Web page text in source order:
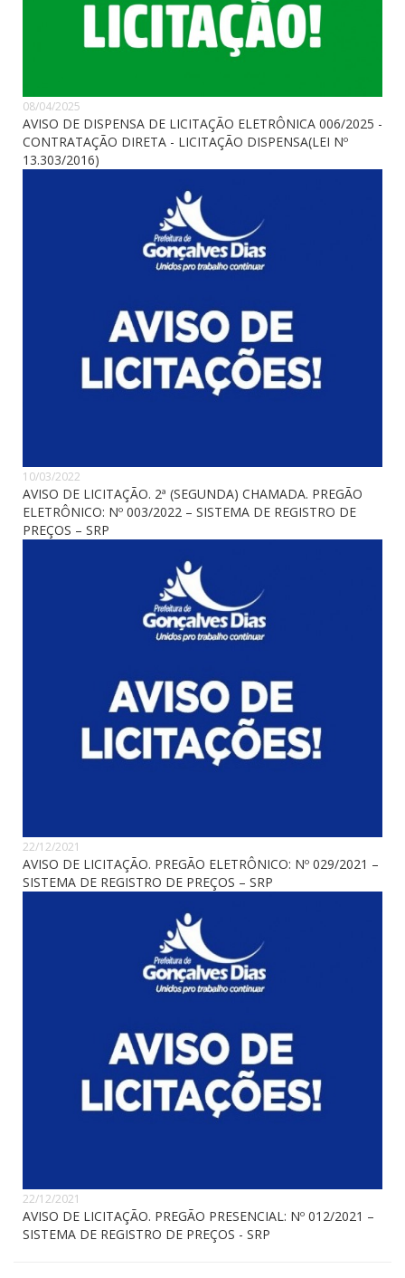
08/04/2025
AVISO DE DISPENSA DE LICITAÇÃO ELETRÔNICA 006/2025 -
CONTRATAÇÃO DIRETA - LICITAÇÃO DISPENSA(LEI Nº
13.303/2016)
10/03/2022
AVISO DE LICITAÇÃO. 2ª (SEGUNDA) CHAMADA. PREGÃO
ELETRÔNICO: Nº 003/2022 – SISTEMA DE REGISTRO DE
PREÇOS – SRP
22/12/2021
AVISO DE LICITAÇÃO. PREGÃO ELETRÔNICO: Nº 029/2021 –
SISTEMA DE REGISTRO DE PREÇOS – SRP
22/12/2021
AVISO DE LICITAÇÃO. PREGÃO PRESENCIAL: Nº 012/2021 –
SISTEMA DE REGISTRO DE PREÇOS - SRP